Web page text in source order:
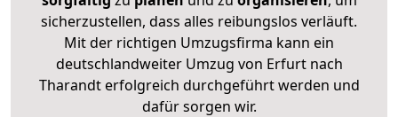
sicherzustellen, dass alles reibungslos verläuft.
Mit der richtigen Umzugsfirma kann ein
deutschlandweiter Umzug von Erfurt nach
Tharandt erfolgreich durchgeführt werden und
dafür sorgen wir.